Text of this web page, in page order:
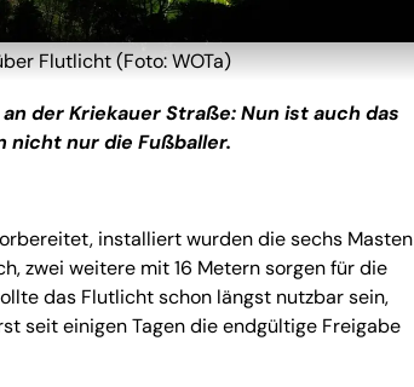
Flutlicht (Foto: WOTa)
der Kriekauer Straße: Nun ist auch das
nur die Fußballer.
installiert wurden die sechs Masten
zwei weitere mit 16 Metern sorgen für die
das Flutlicht schon längst nutzbar sein,
seit einigen Tagen die endgültige Freigabe